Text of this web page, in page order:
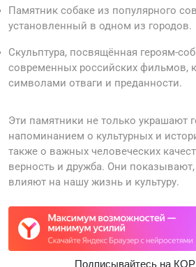
Памятник собаке из популярного
установленный в одном из городов.
Скульптура, посвящённая героям-
современных российских фильмов,
символами отваги и преданности.
Эти памятники не только украшают
напоминанием о культурных и
также о важных человеческих
верность и дружба. Они
влияют на нашу жизнь и культуру.
Подписывайтесь на